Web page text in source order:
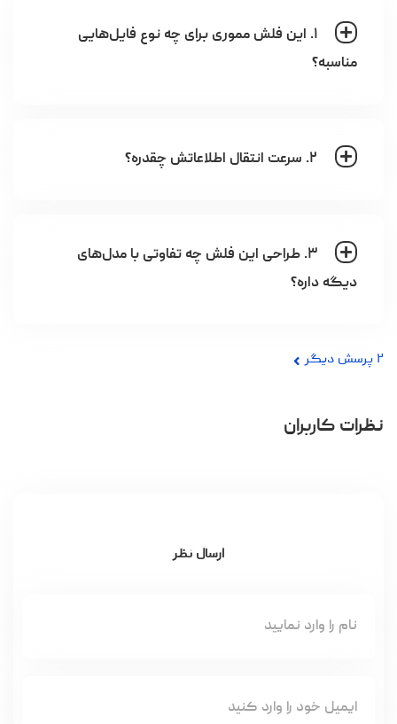
۱. این فلش مموری برای چه نوع فایل‌هایی
مناسبه؟
۲. سرعت انتقال اطلاعاتش چقدره؟
۳. طراحی این فلش چه تفاوتی با مدل‌های
دیگه داره؟
۲ پرسش دیگر
نظرات کاربران
ارسال نظر